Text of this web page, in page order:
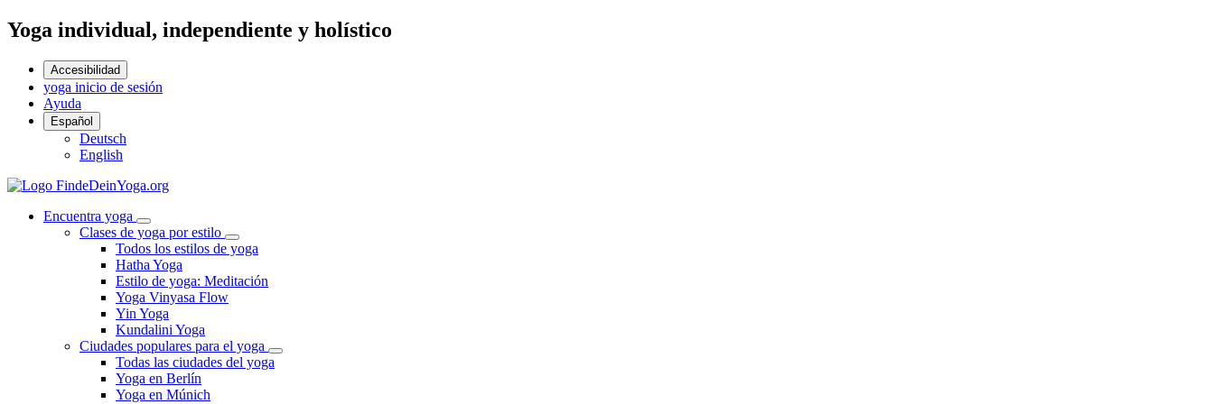
Yoga individual, independiente y holístico
Accesibilidad
yoga inicio de sesión
Ayuda
Español
Deutsch
English
Encuentra yoga
Clases de yoga por estilo
Todos los estilos de yoga
Hatha Yoga
Estilo de yoga: Meditación
Yoga Vinyasa Flow
Yin Yoga
Kundalini Yoga
Ciudades populares para el yoga
Todas las ciudades del yoga
Yoga en Berlín
Yoga en Múnich